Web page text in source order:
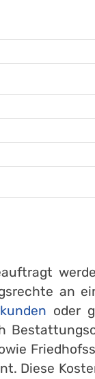
an
oder
Diese